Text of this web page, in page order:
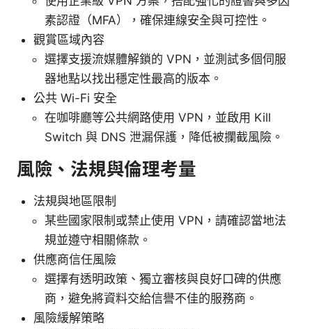
素認證（MFA），確保連線安全與可控性。
觀賞區域內容
選擇支援流媒體解鎖的 VPN，並測試多個伺服
器地點以找出穩定性最高的版本。
公共 Wi-Fi 安全
在咖啡廳等公共網路使用 VPN，並啟用 Kill
Switch 與 DNS 泄漏保護，降低被攔截風險。
風險、法規與倫理考量
法規與地區限制
某些國家限制或禁止使用 VPN，請確認當地法
規並遵守相關條款。
供應商信任風險
選擇有透明政策、獨立審核與良好口碑的供應
商，避免將資料交給信譽不佳的服務商。
風險緩解策略